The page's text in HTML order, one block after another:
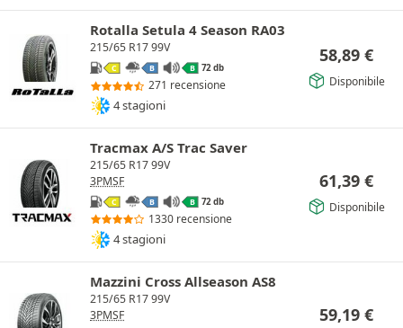
Rotalla Setula 4 Season RA03
215/65 R17 99V
C B B 72 db
271 recensione
4 stagioni
58,89 €
Disponibile
Tracmax A/S Trac Saver
215/65 R17 99V
3PMSF
C B B 72 db
1330 recensione
4 stagioni
61,39 €
Disponibile
Mazzini Cross Allseason AS8
215/65 R17 99V
3PMSF
59,19 €